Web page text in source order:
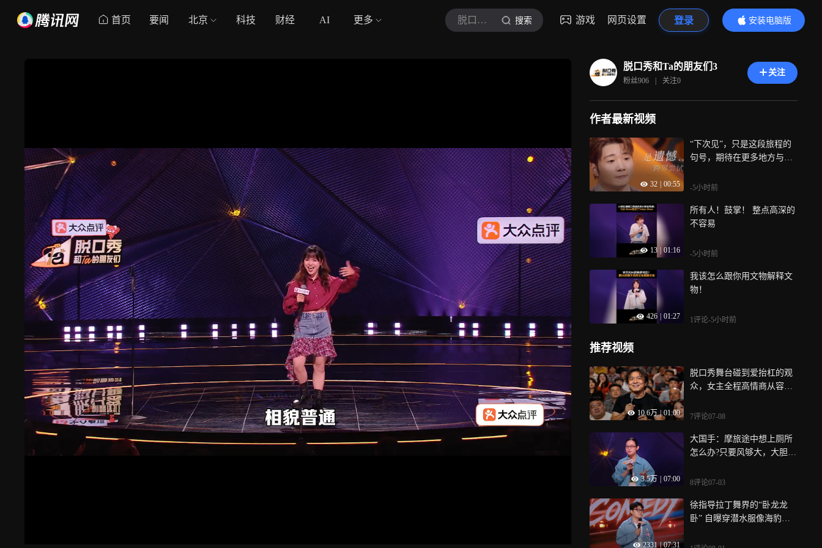
首页 要闻 北京 科技 财经 AI 更多 脱口秀和Ta的朋友们3 搜索 游戏 网页设置 登录
安装电脑版
内容更精彩
脱口秀和Ta的朋友们3
粉丝906 | 关注0
关注
作者最新视频
32 00:55
“下次见”，只是这段旅程的
句号，期待在更多地方与大
-5小时前
13 01:16
所有人！鼓掌！ 整点高深的
不容易
-5小时前
426 01:27
我该怎么跟你用文物解释文
物！
1评论-5小时前
推荐视频
10.6万 | 01:00
脱口秀舞台碰到爱抬杠的观
众，女主全程高情商从容对
7评论07-08
3.5万 07:00
大国手：摩旅途中想上厕所
怎么办?只要风够大，大胆野
8评论07-03
2331 | 07:31
徐指导拉丁舞界的“卧龙龙
卧” 自曝穿潜水服像海豹？ |